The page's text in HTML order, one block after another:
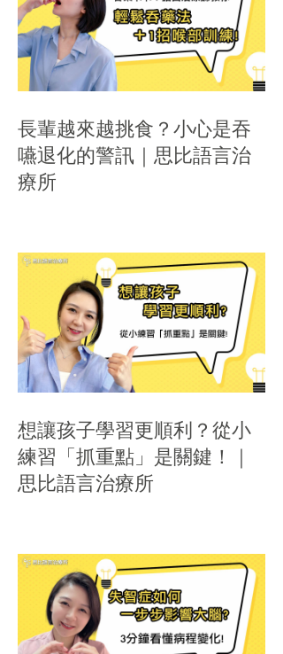
長輩越來越挑食？小心是吞
嚥退化的警訊｜思比語言治
療所
想讓孩子學習更順利？從小
練習「抓重點」是關鍵！｜
思比語言治療所